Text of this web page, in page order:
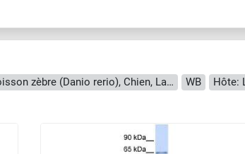
Reactivité: Humain, Souris, Rat, Poisson zèbre (Danio rerio), Chien, Lapin, Boeuf (Vache), Cheval, Cobaye, Saccharomyces cerevisiae WB
Hôte: